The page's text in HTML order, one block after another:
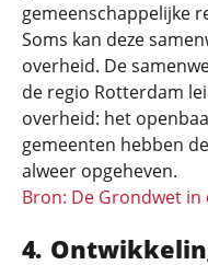
gemeenschappelijke
Soms kan deze
overheid. De
de regio Rotterdam
overheid: het
gemeenten hebben
alweer opgeheven.
Bron: De Grondwet